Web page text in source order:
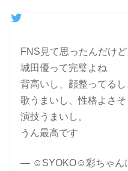
FNS見て思ったんだけど
城田優って完璧よね
背高いし、顔整ってるし
歌うまいし、性格よさそ
演技うまいし。
うん最高です
— ☺︎︎︎︎SYOKO☺︎彩ちゃん